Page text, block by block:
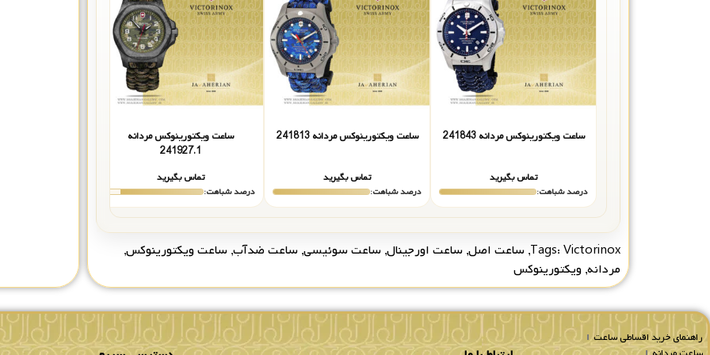
ساعت ویکتورینوکس مردانه 241843
تماس بگیرید
درصد شباهت:
ساعت ویکتورینوکس مردانه 241813
تماس بگیرید
درصد شباهت:
ساعت ویکتورینوکس مردانه
241927.1
تماس بگیرید
درصد شباهت:
Tags: Victorinox
, ساعت اصل, ساعت اورجینال, ساعت سوئیسی, ساعت ضدآب, ساعت ویکتورینوکس,
مردانه, ویکتورینوکس
راهنمای خرید اقساطی ساعت